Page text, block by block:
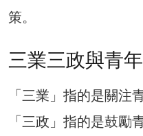
策。
三業三政與青
「三業」指的是關注
「三政」指的是鼓勵